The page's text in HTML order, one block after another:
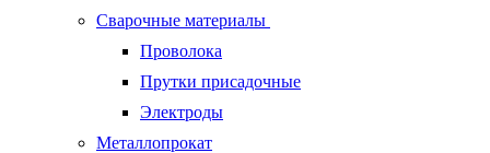
Сварочные материалы
Проволока
Прутки присадочные
Электроды
Металлопрокат